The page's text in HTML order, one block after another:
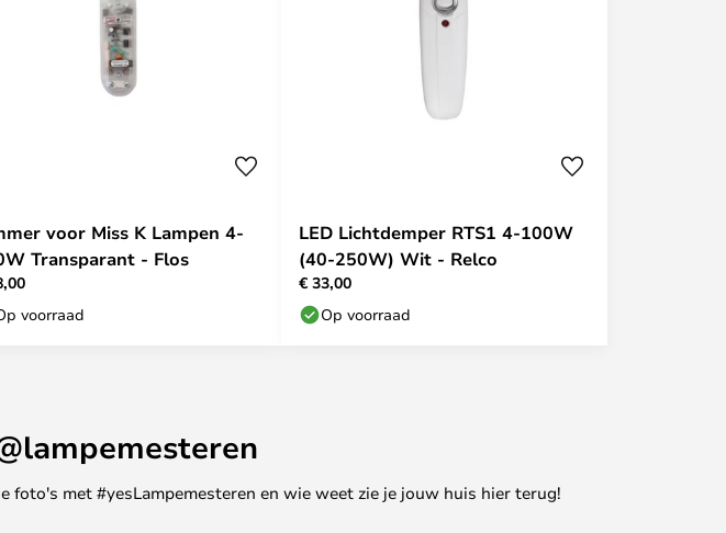
voor Miss K Lampen 4-
Transparant - Flos
voorraad
LED Lichtdemper RTS1 4-100W
(40-250W) Wit - Relco
€ 33,00
Op voorraad
foto's met #yesLampemesteren en wie weet zie je jouw huis hier terug!